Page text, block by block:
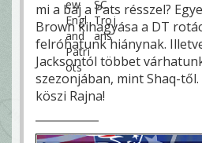
mi a baj a Pats résszel?
Brown kihagyása a DT
felróhatunk hiánynak.
Jacksontól többet
szezonjában, mint Shaq-
köszi Rajna!